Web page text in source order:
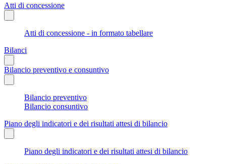
Atti di concessione
Atti di concessione - in formato tabellare
Bilanci
Bilancio preventivo e consuntivo
Bilancio preventivo
Bilancio consuntivo
Piano degli indicatori e dei risultati attesi di bilancio
Piano degli indicatori e dei risultati attesi di bilancio